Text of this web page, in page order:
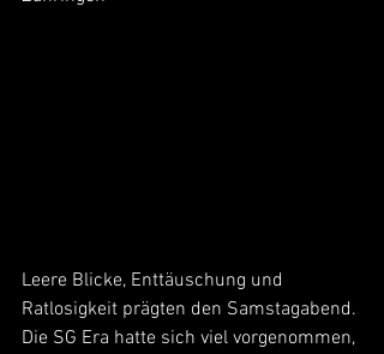
Leere Blicke, Enttäuschung und
Ratlosigkeit prägten den Samstagabend.
Die SG Era hatte sich viel vorgenommen,